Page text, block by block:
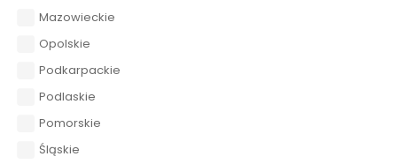
Mazowieckie
Opolskie
Podkarpackie
Podlaskie
Pomorskie
Śląskie